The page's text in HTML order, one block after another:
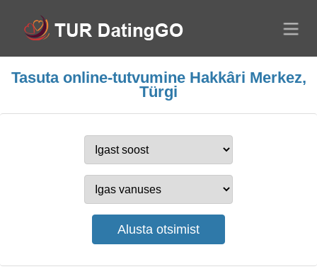
Tasuta online-tutvumine Hakkâri Merkez,
Türgi